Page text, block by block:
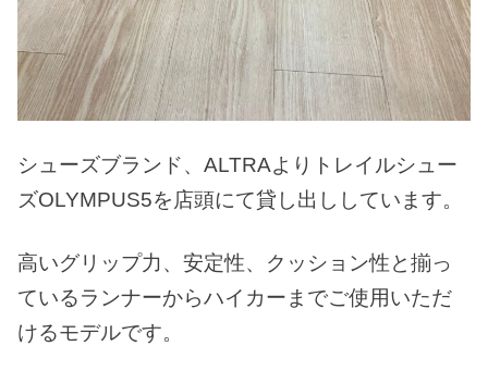
シューズブランド、ALTRAよりトレイルシュー
ズOLYMPUS5を店頭にて貸し出ししています。
高いグリップ力、安定性、クッション性と揃っ
ているランナーからハイカーまでご使用いただ
けるモデルです。